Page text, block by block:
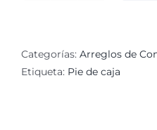
Categorías: Arreglos de
Etiqueta: Pie de caja